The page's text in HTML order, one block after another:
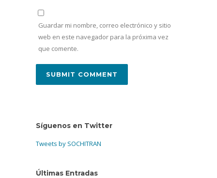
Guardar mi nombre, correo electrónico y sitio
web en este navegador para la próxima vez
que comente.
Síguenos en Twitter
Tweets by SOCHITRAN
Últimas Entradas